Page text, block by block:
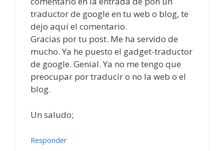
traductor de google en tu web o blog, te
dejo aquí el comentario.
Gracias por tu post. Me ha servido de
mucho. Ya he puesto el gadget-traductor
de google. Genial. Ya no me tengo que
preocupar por traducir o no la web o el
blog.
Un saludo;
Responder